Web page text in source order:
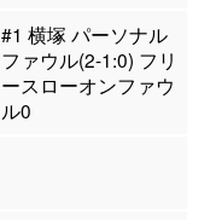
#1 横塚 パーソナル
ファウル(2-1:0) フリ
ースローオンファウ
ル0